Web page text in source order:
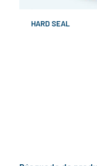
HARD SEAL